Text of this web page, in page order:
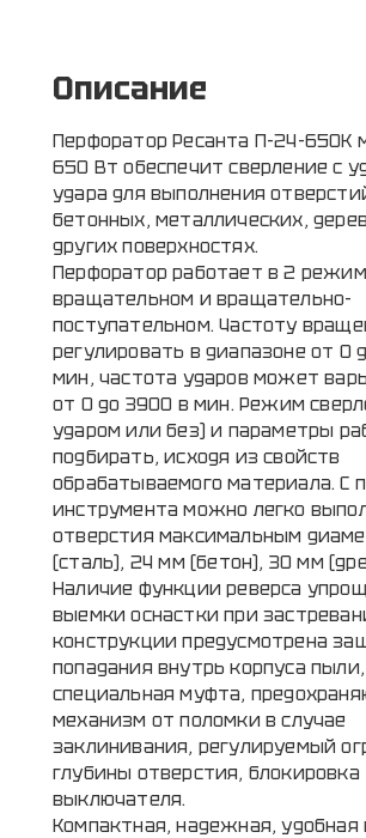
Описание
Перфоратор Ресанта П-24-650К
650 Вт обеспечит сверление с
удара для выполнения
бетонных, металлических,
других поверхностях.
Перфоратор работает в 2
вращательном и вращательно-
поступательном. Частоту
регулировать в диапазоне от 0
мин, частота ударов может
от 0 до 3900 в мин. Режим
ударом или без) и параметры
подбирать, исходя из свойств
обрабатываемого материала. С
инструмента можно легко
отверстия максимальным
(сталь), 24 мм (бетон), 30 мм
Наличие функции реверса
выемки оснастки при
конструкции предусмотрена
попадания внутрь корпуса пыли,
специальная муфта,
механизм от поломки в случае
заклинивания, регулируемый
глубины отверстия, блокировка
выключателя.
Компактная, надежная, удобная